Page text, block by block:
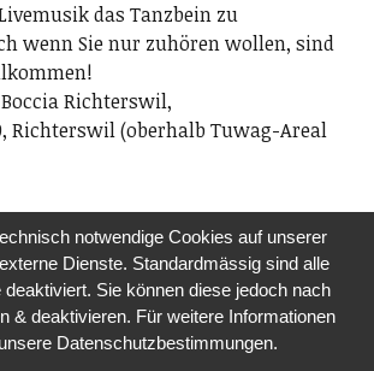
das Tanzbein zu
wenn Sie nur zuhören wollen, sind
Boccia Richterswil,
Richterswil (oberhalb Tuwag-Areal
45 und Sust1840
und Jung Hits aus der Zeit der
1960ʻs bis 1980ʻs und laden Euch
Eintritt CHF 20.- (epochengerecht in
notwendige Cookies auf unserer
Dienste. Standardmässig sind alle
Sie können diese jedoch nach
& deaktivieren. Für weitere Informationen
Datenschutzbestimmungen.